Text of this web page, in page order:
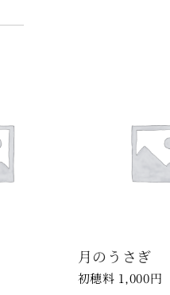
月のうさぎ
1,000円